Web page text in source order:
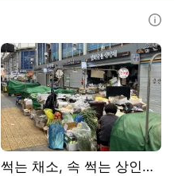
썩는 채소, 속 썩는 상인…